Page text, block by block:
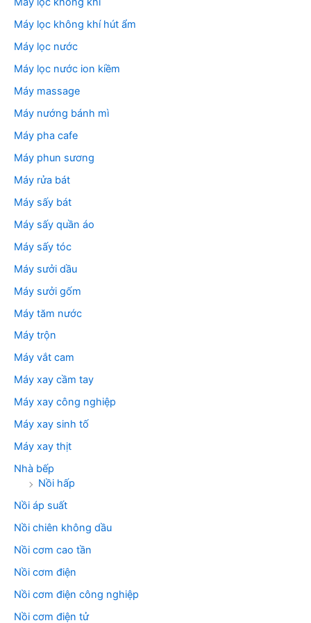
Máy lọc không khí hút ẩm
Máy lọc nước
Máy lọc nước ion kiềm
Máy massage
Máy nướng bánh mì
Máy pha cafe
Máy phun sương
Máy rửa bát
Máy sấy bát
Máy sấy quần áo
Máy sấy tóc
Máy sưởi dầu
Máy sưởi gốm
Máy tăm nước
Máy trộn
Máy vắt cam
Máy xay cầm tay
Máy xay công nghiệp
Máy xay sinh tố
Máy xay thịt
Nhà bếp
Nồi hấp
Nồi áp suất
Nồi chiên không dầu
Nồi cơm cao tần
Nồi cơm điện
Nồi cơm điện công nghiệp
Nồi cơm điện tử